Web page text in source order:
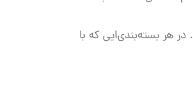
. در هر بسته‌بندی‌ایی که با